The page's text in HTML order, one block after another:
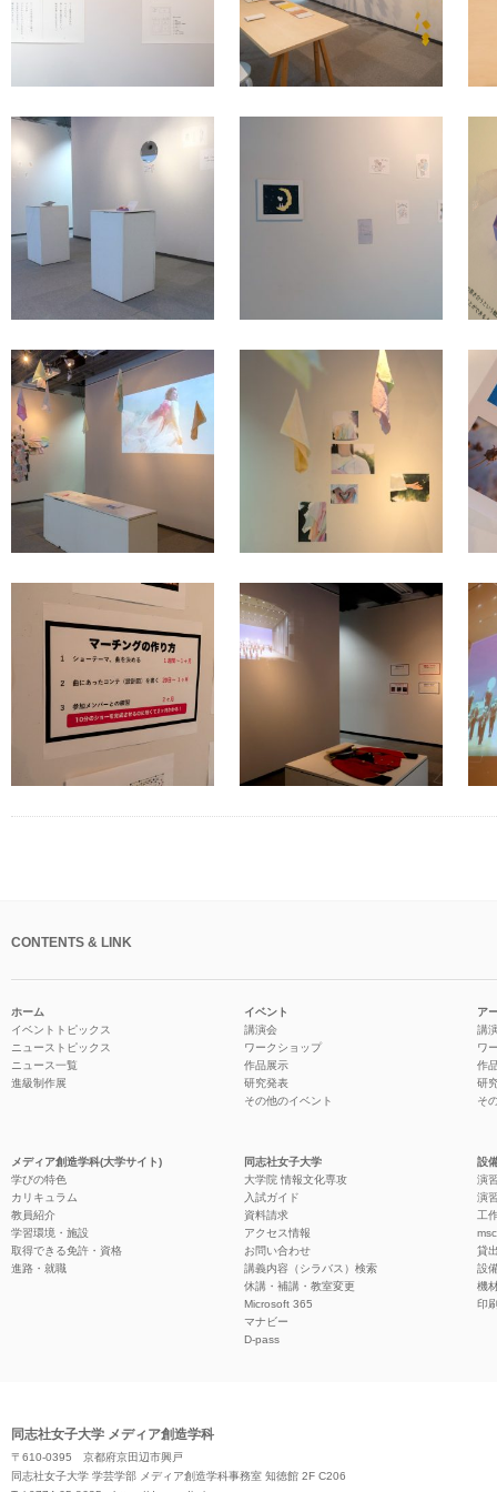
CONTENTS & LINK
ホーム
イベントトピックス
ニューストピックス
ニュース一覧
進級制作展
イベント
講演会
ワークショップ
作品展示
研究発表
その他のイベント
ア
講
ワ
作
研
そ
メディア創造学科(大学サイト)
学びの特色
カリキュラム
教員紹介
学習環境・施設
取得できる免許・資格
進路・就職
同志社女子大学
大学院 情報文化専攻
入試ガイド
資料請求
アクセス情報
お問い合わせ
講義内容（シラバス）検索
休講・補講・教室変更
Microsoft 365
マナビー
D-pass
設
演
演
工
貸
設
機
印
同志社女子大学 メディア創造学科
〒610-0395 京都府京田辺市興戸
同志社女子大学 学芸学部 メディア創造学科事務室 知徳館 2F C206